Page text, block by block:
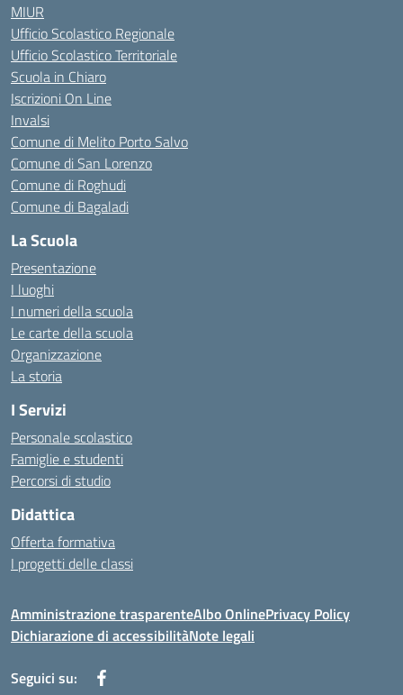
MIUR
Ufficio Scolastico Regionale
Ufficio Scolastico Territoriale
Scuola in Chiaro
Iscrizioni On Line
Invalsi
Comune di Melito Porto Salvo
Comune di San Lorenzo
Comune di Roghudi
Comune di Bagaladi
La Scuola
Presentazione
I luoghi
I numeri della scuola
Le carte della scuola
Organizzazione
La storia
I Servizi
Personale scolastico
Famiglie e studenti
Percorsi di studio
Didattica
Offerta formativa
I progetti delle classi
Amministrazione trasparenteAlbo OnlinePrivacy Policy
Dichiarazione di accessibilitàNote legali
Seguici su: